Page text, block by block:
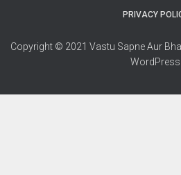
PRIVACY
Copyright © 2021 Vastu Sapne Aur
WordPress